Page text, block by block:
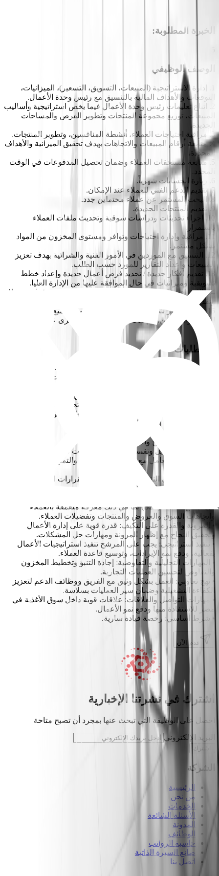
الخبرة المطلوبة:
الوصف الوظيفي
1. إدارة الاستراتيجية (المبيعات، التسويق، التسعير)، الميزانيات،
التوقعات والأهداف المالية بالتنسيق مع رئيس وحدة الأعمال.
2. اتباع تعليمات رئيس وحدة الأعمال فيما يخص استراتيجية وأساليب
المبيعات، توزيع مجموعة المنتجات وتطوير الفرص والمساحات
الجديدة.
3. مراقبة احتياجات العملاء، أنشطة المنافسين، وتطوير المنتجات.
4. متابعة أرقام المبيعات والاتجاهات بهدف تحقيق الميزانية والأهداف
المحددة.
5. متابعة مستحقات العملاء وضمان تحصيل المدفوعات في الوقت
المحدد.
7. تقديم الدعم الفني للعملاء عند الإمكان.
8. البحث المستمر عن عملاء محتملين جدد.
10. إجراء تحديثات ودراسات سوقية وتحديث ملفات العملاء
باستمرار.
11. مراقبة وإدارة احتياجات وتوافر ومستوى المخزون من المواد
بشكل مستمر.
12. التنسيق مع الموردين في الأمور الفنية والشرائية بهدف تعزيز
المبيعات وإعداد التقارير للمورد حسب الطلب.
13. تقديم أفكار جديدة / تحديد فرص أعمال جديدة وإعداد خطط
تسويقية وميزانيات في حال الموافقة عليها من الإدارة العليا.
14. الإشراف على مواصفات وجودة المنتجات حسب توقعات العملاء
وتقديم الملاحظات لرئيس وحدة الأعمال.
15. إعداد تقارير شاملة عن المبيعات / التطوير لجميع التفاعلات مع
العملاء والموردين، بالإضافة إلى إعداد تقارير أخرى عند الحاجة.
المتطلبات
• درجة جامعية في الكيمياء أو الزراعة أو تكنولوجيا الأغذية أو هندسة
الأغذية مع خبرة لا تقل عن 5 - 7 سنوات في المبيعات في المجال
• مهارات فعّالة في التواصل الشفهي والكتابي باللغة الإنجليزية.
• معرفة عملية بتطوير الأعمال، وإدخال المنتجات الجديدة من
الناحيتين التجارية والفنية، بالإضافة إلى خطط واستراتيجيات
• التركيز على النتائج والأشخاص.
• القدرة على تحليل وتفسير واستخدام البيانات في اتخاذ القرار.
• القدرة على التعامل مع شخصيات متنوعة، والتمتع باللباقة والنضج
• قدرة جيدة على التفكير المنطقي واتخاذ القرارات السليمة
ومهارات حل المشكلات.
في قطاع الأغذية (B2B) بما في ذلك معرفة متعمقة بالعملاء
واتجاهات السوق والعروض والمنتجات وتفضيلات العملاء.
• المرونة والقدرة على التكيف: قدرة قوية على إدارة الأعمال
وتحقيق النجاح مع إظهار المرونة ومهارات حل المشكلات.
• تنفيذ استراتيجي: يجب على المرشح تنفيذ استراتيجيات الأعمال
بفعالية، ودفع نمو الإيرادات، وتوسيع قاعدة العملاء.
• المهارات التحليلية والتفاوضية: إجادة التنبؤ وتخطيط المخزون
والتفاوض لتحسين العمليات التجارية.
• نهج تعاوني: العمل بشكل وثيق مع الفريق ووظائف الدعم لتعزيز
الكفاءة التشغيلية وضمان سير العمليات بسلاسة.
• مهارات التواصل والعلاقات: علاقات قوية داخل سوق الأغذية في
مصر للاستفادة منها ودفع نمو الأعمال.
• شرط أساسي: رخصة قيادة سارية.
قدم الآن
اشترك في نشرتنا الإخبارية
احصل على الوظيفة التي تبحث عنها بمجرد أن تصبح متاحة
البريد الإلكتروني
اشترك
الشركة
الرئيسية
من نحن
الخدمات
الأسئلة الشائعة
المدونة
الوظائف
حاسبة الرواتب
صانع السيرة الذاتية
اتصل بنا